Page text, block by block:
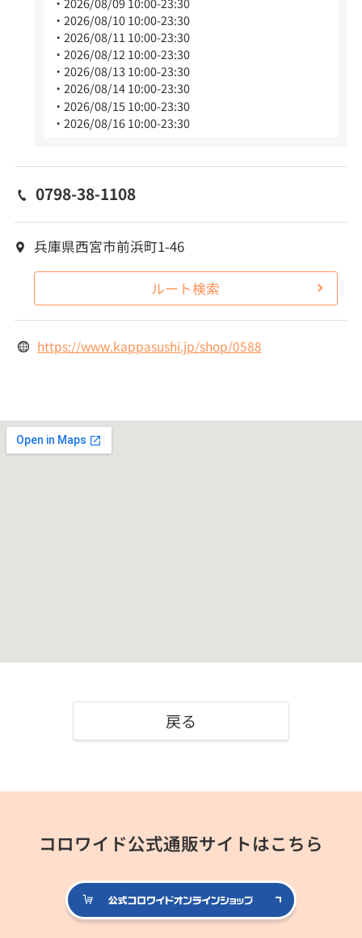
2026/08/10 10:00-23:30
2026/08/11 10:00-23:30
2026/08/12 10:00-23:30
2026/08/13 10:00-23:30
2026/08/14 10:00-23:30
2026/08/15 10:00-23:30
2026/08/16 10:00-23:30
0798-38-1108
兵庫県西宮市前浜町1-46
ルート検索
https://www.kappasushi.jp/shop/0588
戻る
コロワイド公式通販サイトはこちら
公式コロ